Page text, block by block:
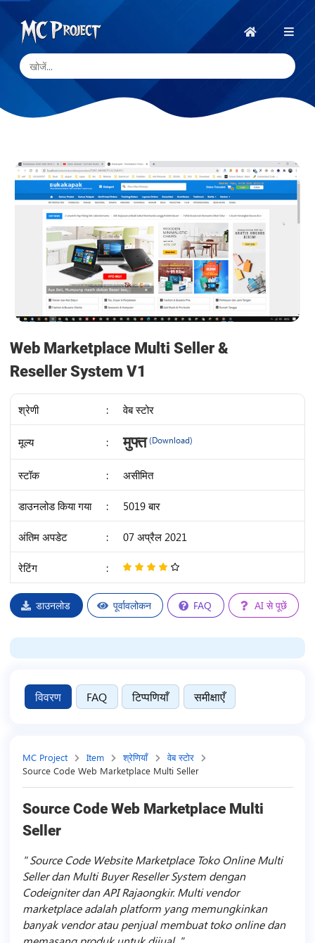
होम
Web Marketplace Multi Seller &
Reseller System V1
श्रेणी : वेब स्टोर
मूल्य :
IDR
मुफ्त (Download)
स्टॉक : असीमित
डाउनलोड किया गया : 5019 बार
अंतिम अपडेट : 07 अप्रैल 2021
रेटिंग :
/
5
डाउनलोड पूर्वावलोकन FAQ AI से पूछें
विवरण FAQ टिप्पणियाँ समीक्षाएँ
MC Project Item श्रेणियाँ
वेब स्टोर
Source Code Web Marketplace Multi Seller
Source Code Web Marketplace Multi
Seller
Source Code Website Marketplace Toko Online Multi
Seller dan Multi Buyer Reseller System dengan
Codeigniter dan API Rajaongkir. Multi vendor
marketplace adalah platform yang memungkinkan
banyak vendor atau penjual membuat toko online dan
Project
Official
Store
डिजिटल
स्टोर
और
फ्रीलांस